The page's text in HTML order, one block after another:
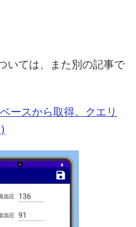
いては、また別の記事で
ースから取得。クエリ